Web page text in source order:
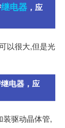
继电器 ，应
以很大,但是光
电器，应
装驱动晶体管,